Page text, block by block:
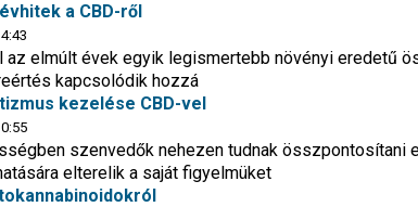
a CBD-ről
az elmúlt évek egyik legismertebb növényi eredetű
kapcsolódik hozzá
kezelése CBD-vel
szenvedők nehezen tudnak összpontosítani
elterelik a saját figyelmüket